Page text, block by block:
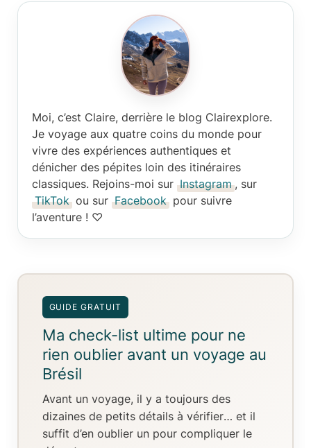
Moi, c’est Claire, derrière le blog Clairexplore.
Je voyage aux quatre coins du monde pour
vivre des expériences authentiques et
dénicher des pépites loin des itinéraires
classiques. Rejoins-moi sur Instagram , sur
TikTok ou sur Facebook pour suivre
l’aventure ! ♡
GUIDE GRATUIT
Ma check-list ultime pour ne
rien oublier avant un voyage au
Brésil
Avant un voyage, il y a toujours des
dizaines de petits détails à vérifier… et il
suffit d’en oublier un pour compliquer le